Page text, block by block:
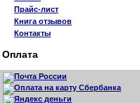
Прайс-лист
Книга отзывов
Контакты
Оплата